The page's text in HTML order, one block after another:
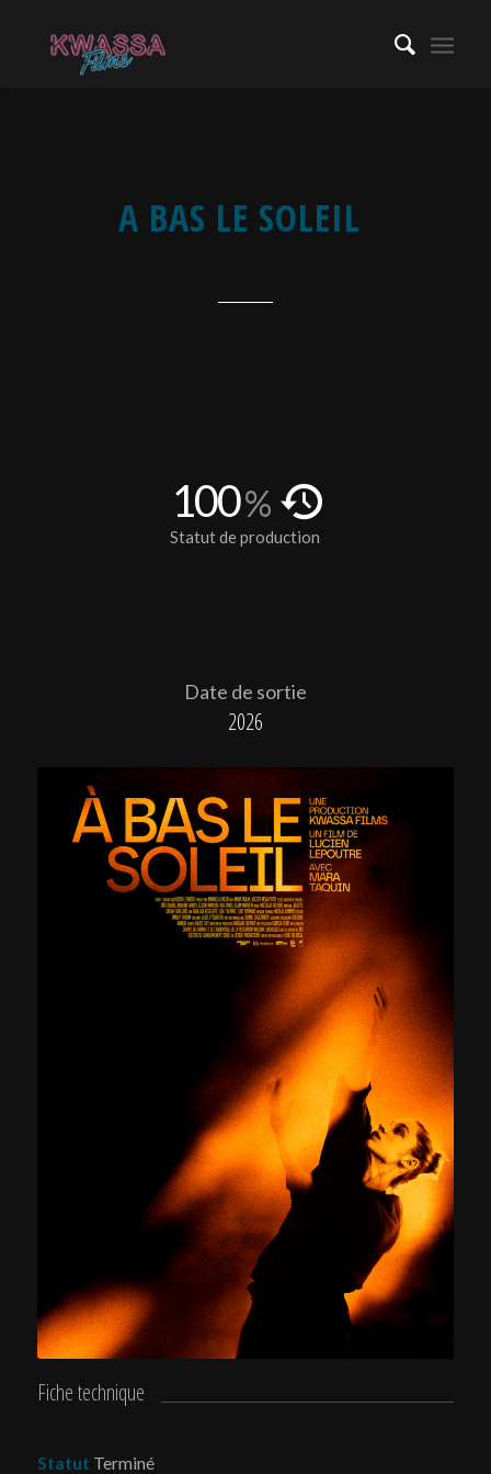
A BAS LE SOLEIL
100%
Statut de production
Date de sortie
2026
Fiche technique
Statut Terminé